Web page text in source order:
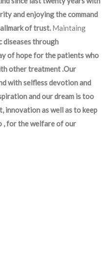
and enjoying the command
of trust. Maintaing
diseases through
of hope for the patients who
other treatment .Our
with selfless devotion and
and our dream is too
innovation as well as to keep
, for the welfare of our